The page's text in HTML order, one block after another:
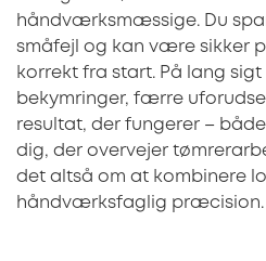
håndværksmæssige. Du
småfejl og kan være sikker
korrekt fra start. På lang
bekymringer, færre
resultat, der fungerer –
dig, der overvejer
det altså om at kombinere
håndværksfaglig præcision.